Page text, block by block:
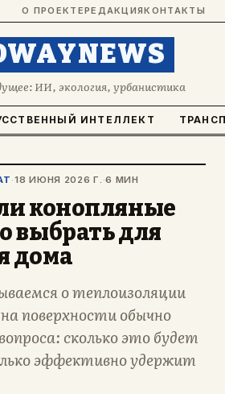
О ПРОЕКТЕРЕДАКЦИЯКОНТАКТЫ
ИИ, экология, урбанистика
ИНТЕЛЛЕКТ
·18 ИЮНЯ 2026 Г. ·6 МИН
конопляные
выбрать для
дома
о теплоизоляции
поверхности обычно
сколько это будет
эффективно удержит